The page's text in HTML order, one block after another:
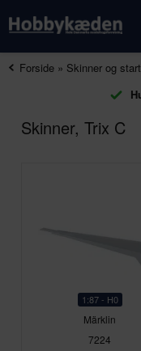
Forside » Skinner og
Skinner, Trix C
1:87 - H0
Märklin
7224